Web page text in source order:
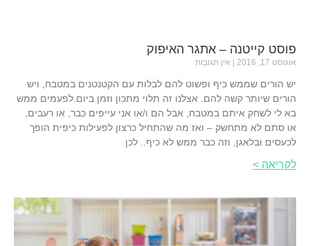
פוסט קייטנה – אתגר האיפוק
אוגוסט 17, 2016 אין תגובות
יש הורים שממש כיף ופשוט להם לבלות עם הקטנטנים במטבח, ויש
הורים שיותר קשה להם. אצלנו זה תלוי מתכון וזמן ביום.לפעמים ממש
בא לי לשחק איתם במטבח, אבל הם ו/או אני עייפים כבר, או רעבים,
או סתם לא מתחשק – ואז מה שהתחיל כרצון לפעילות כיפית הופך
לכעסים ובלאגן, וזה כבר ממש לא כיף.. לכן
לקריאה >